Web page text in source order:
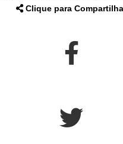
Clique para